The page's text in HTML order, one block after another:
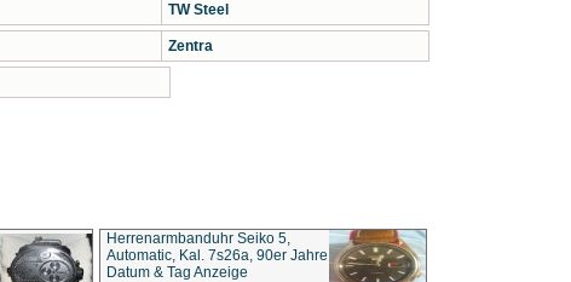
TW Steel
Zentra
Herrenarmbanduhr Seiko 5,
Automatic, Kal. 7s26a, 90er Jahre
Datum & Tag Anzeige